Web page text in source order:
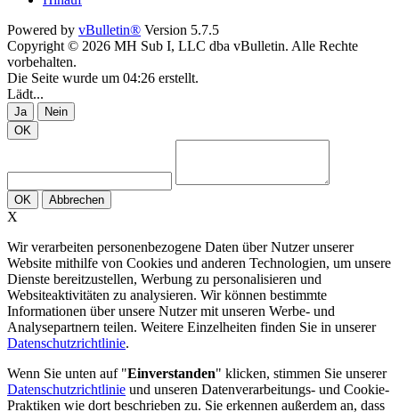
Powered by vBulletin® Version 5.7.5
Copyright © 2026 MH Sub I, LLC dba vBulletin. Alle Rechte
vorbehalten.
Die Seite wurde um 04:26 erstellt.
Lädt...
Ja
Nein
OK
OK Abbrechen
X
Wir verarbeiten personenbezogene Daten über Nutzer unserer
Website mithilfe von Cookies und anderen Technologien, um unsere
Dienste bereitzustellen, Werbung zu personalisieren und
Websiteaktivitäten zu analysieren. Wir können bestimmte
Informationen über unsere Nutzer mit unseren Werbe- und
Analysepartnern teilen. Weitere Einzelheiten finden Sie in unserer
Datenschutzrichtlinie.
Wenn Sie unten auf "Einverstanden" klicken, stimmen Sie unserer
Datenschutzrichtlinie und unseren Datenverarbeitungs- und Cookie-
Praktiken wie dort beschrieben zu. Sie erkennen außerdem an, dass